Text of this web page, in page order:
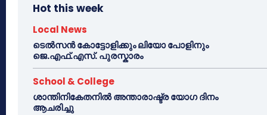
Hot this week
Local News
ടെൽസൻ കോട്ടോളിക്കും ലിയോ പോളിനും
ജെ.എഫ്.എസ്. പുരസ്കാരം
School & College
ശാന്തിനികേതനിൽ അന്താരാഷ്ട്ര യോഗ ദിനം
ആചരിച്ചു